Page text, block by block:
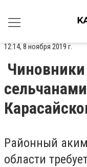
12:14, 8 ноября 2019 г.
Чиновники
Районный
области